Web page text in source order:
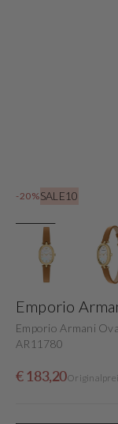
-20%SALE10
Emporio
Emporio Armani
AR11780
Verkaufspreis
€ 183,20
Normaler